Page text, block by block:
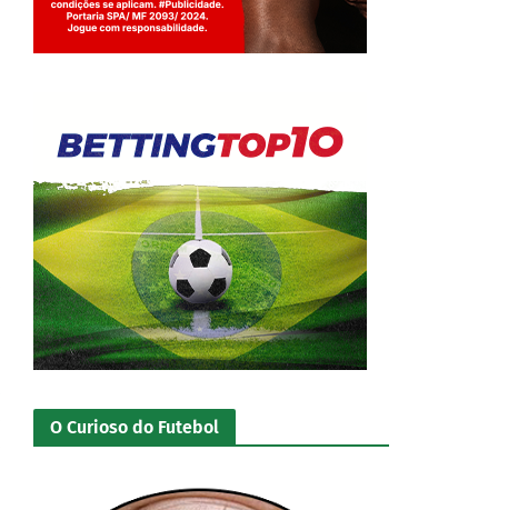
Jogue com responsabilidade. 18+
O Curioso do Futebol